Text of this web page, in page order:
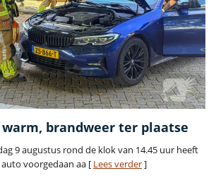
brandweer ter plaatse
9 augustus rond de klok van 14.45 uur heeft
voorgedaan aa [ Lees verder]